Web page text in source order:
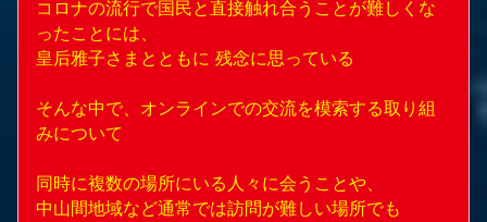
コロナの流行で国民と直接触れ合うことが難しくな
ったことには、
皇后雅子さまとともに 残念に思っている
そんな中で、オンラインでの交流を模索する取り組
みについて
同時に複数の場所にいる人々に会うことや、
中山間地域など通常では訪問が難しい場所でも